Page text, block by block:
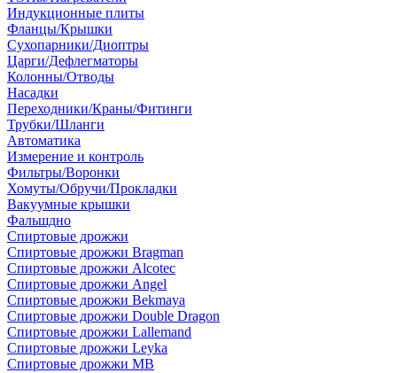
Индукционные плиты
Фланцы/Крышки
Сухопарники/Диоптры
Царги/Дефлегматоры
Колонны/Отводы
Насадки
Переходники/Краны/Фитинги
Трубки/Шланги
Автоматика
Измерение и контроль
Фильтры/Воронки
Хомуты/Обручи/Прокладки
Вакуумные крышки
Фальшдно
Спиртовые дрожжи
Спиртовые дрожжи Bragman
Спиртовые дрожжи Alcotec
Спиртовые дрожжи Angel
Спиртовые дрожжи Bekmaya
Спиртовые дрожжи Double Dragon
Спиртовые дрожжи Lallemand
Спиртовые дрожжи Leyka
Спиртовые дрожжи MB